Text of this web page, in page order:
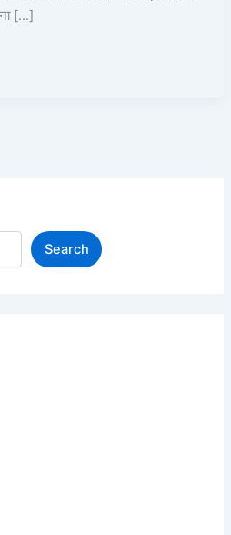
[…]
Search